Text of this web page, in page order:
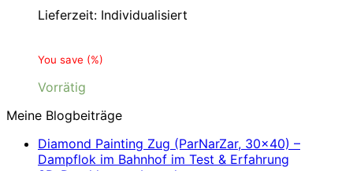
Lieferzeit: Individualisiert
You save (%)
Vorrätig
Meine Blogbeiträge
Diamond Painting Zug (ParNarZar, 30×40) –
Dampflok im Bahnhof im Test & Erfahrung